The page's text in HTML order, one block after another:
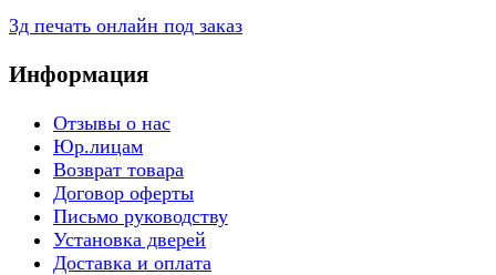
3д печать онлайн под заказ
Информация
Отзывы о нас
Юр.лицам
Возврат товара
Договор оферты
Письмо руководству
Установка дверей
Доставка и оплата